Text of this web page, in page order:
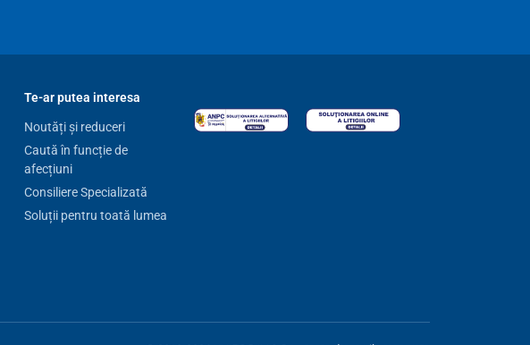
Te-ar putea interesa
Noutăți și reduceri
Caută în funcție de
afecțiuni
Consiliere Specializată
Soluții pentru toată lumea